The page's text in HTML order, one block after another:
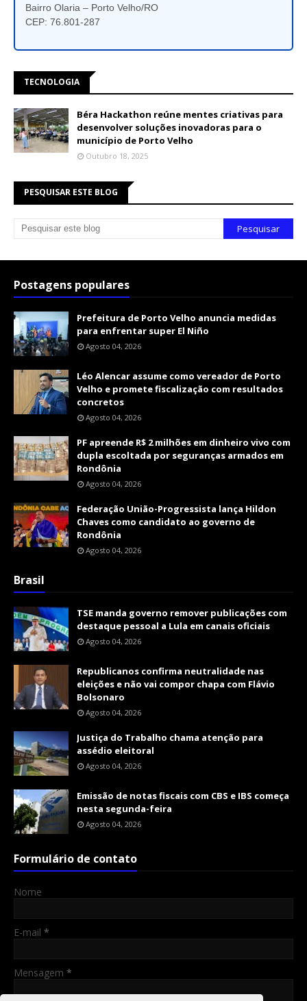
Bairro Olaria – Porto Velho/RO
CEP: 76.801-287
TECNOLOGIA
Béra Hackathon reúne mentes criativas para
desenvolver soluções inovadoras para o
município de Porto Velho
Outubro 18, 2025
PESQUISAR ESTE BLOG
Postagens populares
Prefeitura de Porto Velho anuncia medidas
para enfrentar super El Niño
Agosto 04, 2026
Léo Alencar assume como vereador de Porto
Velho e promete fiscalização com resultados
concretos
Agosto 04, 2026
PF apreende R$ 2 milhões em dinheiro vivo com
dupla escoltada por seguranças armados em
Rondônia
Agosto 04, 2026
Federação União-Progressista lança Hildon
Chaves como candidato ao governo de
Rondônia
Agosto 04, 2026
Brasil
TSE manda governo remover publicações com
destaque pessoal a Lula em canais oficiais
Agosto 04, 2026
Republicanos confirma neutralidade nas
eleições e não vai compor chapa com Flávio
Bolsonaro
Agosto 04, 2026
Justiça do Trabalho chama atenção para
assédio eleitoral
Agosto 04, 2026
Emissão de notas fiscais com CBS e IBS começa
nesta segunda-feira
Agosto 04, 2026
Formulário de contato
Nome
E-mail *
Mensagem *